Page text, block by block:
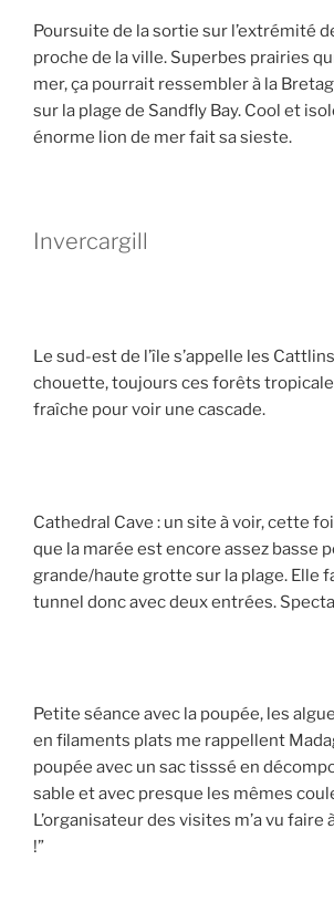
Poursuite de la sortie sur l’extrémité
proche de la ville. Superbes prairies
mer, ça pourrait ressembler à la
sur la plage de Sandfly Bay. Cool et
énorme lion de mer fait sa sieste.
Invercargill
Le sud-est de l’île s’appelle les
chouette, toujours ces forêts
fraîche pour voir une cascade.
Cathedral Cave : un site à voir, cette
que la marée est encore assez basse
grande/haute grotte sur la plage. Elle
tunnel donc avec deux entrées.
Petite séance avec la poupée, les
en filaments plats me rappellent
poupée avec un sac tisssé en
sable et avec presque les mêmes
L’organisateur des visites m’a vu faire
!”